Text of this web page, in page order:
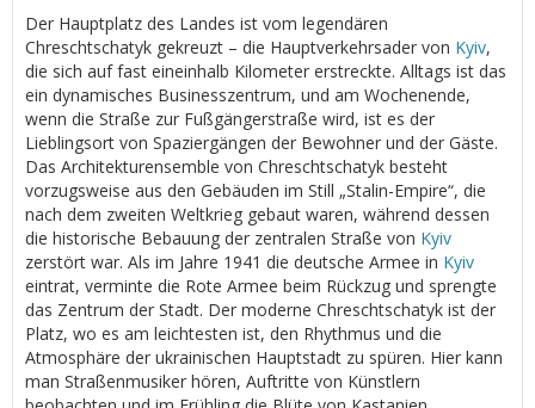
Der Hauptplatz des Landes ist vom legendären
Chreschtschatyk gekreuzt – die Hauptverkehrsader von Kyiv,
die sich auf fast eineinhalb Kilometer erstreckte. Alltags ist das
ein dynamisches Businesszentrum, und am Wochenende,
wenn die Straße zur Fußgängerstraße wird, ist es der
Lieblingsort von Spaziergängen der Bewohner und der Gäste.
Das Architekturensemble von Chreschtschatyk besteht
vorzugsweise aus den Gebäuden im Still „Stalin-Empire“, die
nach dem zweiten Weltkrieg gebaut waren, während dessen
die historische Bebauung der zentralen Straße von Kyiv
zerstört war. Als im Jahre 1941 die deutsche Armee in Kyiv
eintrat, verminte die Rote Armee beim Rückzug und sprengte
das Zentrum der Stadt. Der moderne Chreschtschatyk ist der
Platz, wo es am leichtesten ist, den Rhythmus und die
Atmosphäre der ukrainischen Hauptstadt zu spüren. Hier kann
man Straßenmusiker hören, Auftritte von Künstlern